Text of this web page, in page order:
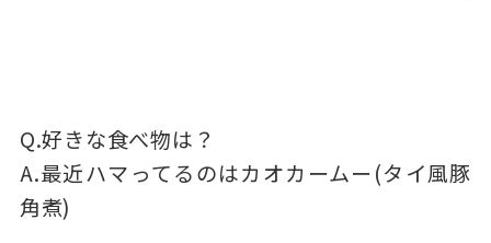
Q.好きな食べ物は？
A.最近ハマってるのはカオカームー(タイ風豚
角煮)